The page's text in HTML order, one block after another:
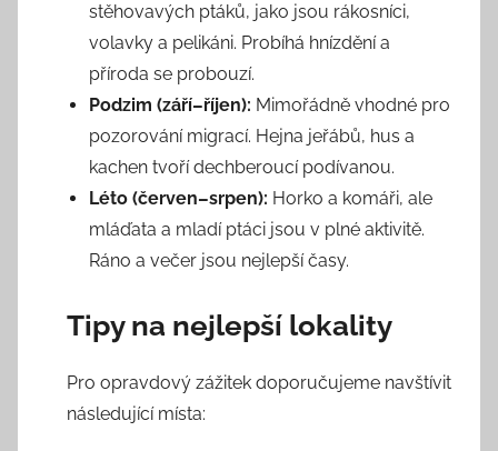
stěhovavých ptáků, jako jsou rákosníci,
volavky a pelikáni. Probíhá hnízdění a
příroda se probouzí.
Podzim (září–říjen): Mimořádně vhodné pro
pozorování migrací. Hejna jeřábů, hus a
kachen tvoří dechberoucí podívanou.
Léto (červen–srpen): Horko a komáři, ale
mláďata a mladí ptáci jsou v plné aktivitě.
Ráno a večer jsou nejlepší časy.
Tipy na nejlepší lokality
Pro opravdový zážitek doporučujeme navštívit
následující místa: